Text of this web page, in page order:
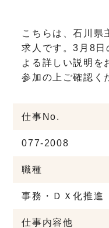
こちらは、石川県
求人です。3月8日
よる詳しい説明を
参加の上ご確認く
仕事No.
077-2008
職種
事務・ＤＸ化推進
仕事内容他